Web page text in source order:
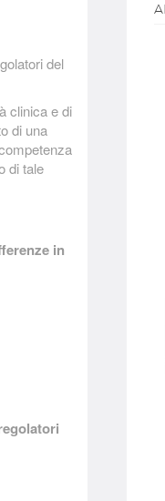
del
clinica e di
di una
di tale
in